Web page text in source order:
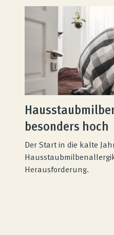
besonders hoch
Der Start in die kalte
Herausforderung.